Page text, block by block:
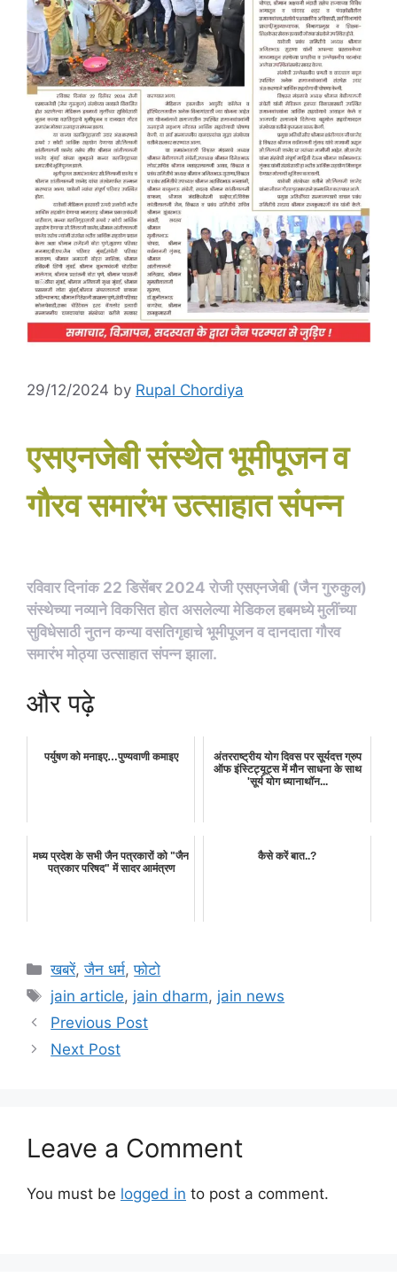
29/12/2024 by Rupal Chordiya
एसएनजेबी संस्थेत भूमीपूजन व
गौरव समारंभ उत्साहात संपन्न
रविवार दिनांक 22 डिसेंबर 2024 रोजी एसएनजेबी (जैन गुरुकुल)
संस्थेच्या नव्याने विकसित होत असलेल्या मेडिकल हबमध्ये मुलींच्या
सुविधेसाठी नुतन कन्या वसतिगृहाचे भूमीपूजन व दानदाता गौरव
समारंभ मोठ्या उत्साहात संपन्न झाला.
और पढ़े
पर्युषण को मनाइए…पुण्यवाणी कमाइए
अंतरराष्ट्रीय योग दिवस पर सूर्यदत्त ग्रुप
ऑफ इंस्टिट्यूट्स में मौन साधना के साथ
'सूर्य योग ध्यानाथॉन...
मध्य प्रदेश के सभी जैन पत्रकारों को "जैन
पत्रकार परिषद" में सादर आमंत्रण
कैसे करें बात..?
Categories
खबरें,जैन धर्म,फोटो
Tags
jain article, jain dharm, jain news
Previous Post
Next Post
Leave a Comment
You must be logged in to post a comment.